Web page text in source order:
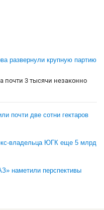
развернули крупную партию
почти 3 тысячи незаконно
почти две сотни гектаров
владельца ЮГК еще 5 млрд
наметили перспективы